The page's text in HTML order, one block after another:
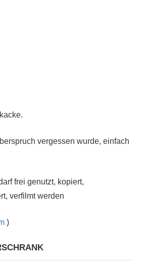
vergessen wurde, einfach
frei genutzt, kopiert,
verfilmt werden
)